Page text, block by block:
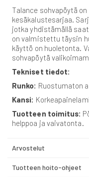
Talance sohvapöytä
kesäkalustesarjaa.
jotka yhdistämällä
on valmistettu täysin
käyttö on huoletonta.
sohvapöytä
Tekniset tiedot:
Runko: Ruostumaton
Kansi:
Tuotteen toimitus:
helppoa ja vaivatonta.
Arvostelut
Tuotteen hoito-ohjeet